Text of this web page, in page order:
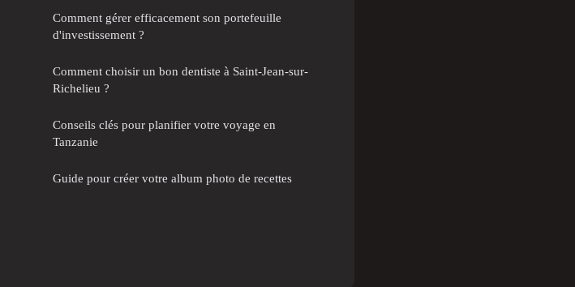
Comment gérer efficacement son portefeuille
d'investissement ?
Comment choisir un bon dentiste à Saint-Jean-sur-
Richelieu ?
Conseils clés pour planifier votre voyage en
Tanzanie
Guide pour créer votre album photo de recettes